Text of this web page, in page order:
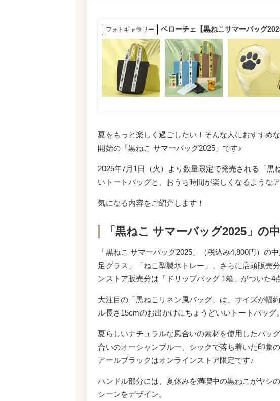
フォトギャラリー ベローチェ【黒ねこサマーバッグ
夏をもっと楽しく過ごしたい！そんな人におすすめ
開始の「黒ねこ サマーバッグ2025」です♪
2025年7月1日（火）より数量限定で発売される「黒
いトートバッグと、おうち時間が楽しくなるような
気になる内容をご紹介します！
「黒ねこ サマーバッグ2025」の
「黒ねこ サマーバッグ2025」（税込み4,800円）の
足グラス」「ねこ型製氷トレー」、さらに店頭販売
ンストア販売分は「ドリップバッグ 1箱」がついた4
大注目の「黒ねこリネン風バッグ」は、サイズが幅
ル長さ15cmのお出かけにちょうどいいトートバッグ。
夏らしいナチュラルな風合いの素材を使用したバッ
合いのオーシャンブルー、シックで落ち着いた印象
アールブラックはオンラインストア限定です♪
ハンドル部分には、夏休みを満喫中の黒ねこがヤシ
シーンをデザイン。